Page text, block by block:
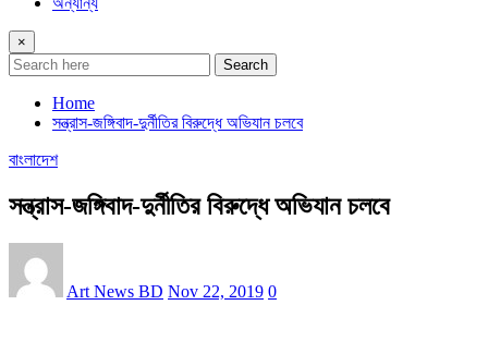
×
Search
Home
সন্ত্রাস-জঙ্গিবাদ-দুর্নীতির বিরুদ্ধে অভিযান চলবে
বাংলাদেশ
সন্ত্রাস-জঙ্গিবাদ-দুর্নীতির বিরুদ্ধে অভিযান চলবে
Art News BD Nov 22, 2019 0